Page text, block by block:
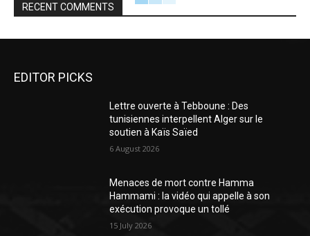
RECENT COMMENTS
EDITOR PICKS
Lettre ouverte à Tebboune : Des
tunisiennes interpellent Alger sur le
soutien à Kaïs Saïed
6 August 2026
Menaces de mort contre Hamma
Hammami : la vidéo qui appelle à son
exécution provoque un tollé
15 July 2026